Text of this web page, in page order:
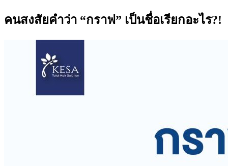
คนสงสัยคำว่า “กราฟ” เป็นชื่อเรียกอะไร?!